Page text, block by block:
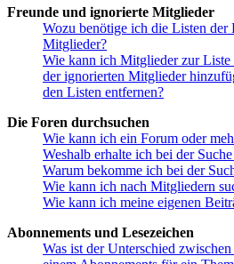
Freunde und ignorierte Mitglieder
Wozu benötige ich die Listen der
Mitglieder?
Wie kann ich Mitglieder zur Liste
der ignorierten Mitglieder
den Listen entfernen?
Die Foren durchsuchen
Wie kann ich ein Forum oder
Weshalb erhalte ich bei der
Warum bekomme ich bei der
Wie kann ich nach Mitgliedern
Wie kann ich meine eigenen
Abonnements und Lesezeichen
Was ist der Unterschied